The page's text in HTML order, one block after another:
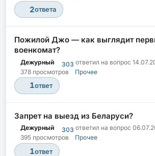
2ответа
Пожилой Джо — как выглядит
военкомат?
Дежурный 303 ответил на вопрос
378 просмотров
Прочее
1ответ
Запрет на выезд из Беларуси?
Дежурный 303 ответил на вопрос
395 просмотров
Прочее
1ответ